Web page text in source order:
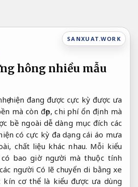
SANXUAT.WORK
hông nhiều mẫu
hiện đang được cực kỳ được ưa
mà còn đẹp, chi phí ổn định mà
bề ngoài dễ dàng mục đích các
có cực kỳ đa dạng cái áo mưa
chất liệu khác nhau. Mỗi kiểu
bao giờ người mà thuộc tính
người Có lẽ chuyển di bằng xe
cơ thể là kiểu được ưa dùng